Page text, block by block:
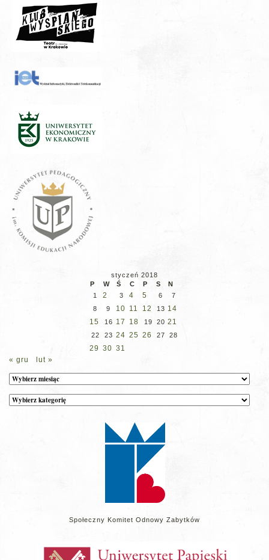
styczeń 2018
P
W Ś C P S
N
1
2 3 4 5 6
7
8
9 10 11 12 13 14
15
16 17 18 19 20 21
22 23 24 25 26 27 28
29 30 31
« gru
lut »
Archiwum
Kategorie
wpisów
Społeczny Komitet Odnowy Zabytków